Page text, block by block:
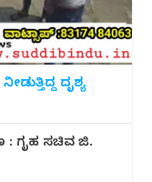
ದೃಶ್ಯ
: ಗೃಹ ಸಚಿವ ಜಿ.